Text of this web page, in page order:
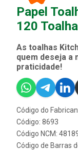
Papel
120
As toalhas
quem deseja a
praticidade!
Código do
Código: 8693
Código NCM:
Código de Barras